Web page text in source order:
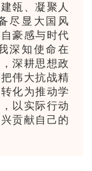
瓴、凝聚人
尽显大国风
豪感与时代
深知使命在
深耕思想政
伟大抗战精
化为推动学
以实际行动
贡献自己的